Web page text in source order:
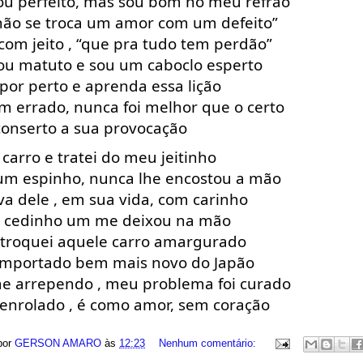
se troca um amor com um defeito”
jeito , “que pra tudo tem perdão”
matuto e sou um caboclo esperto
perto e aprenda essa lição
errado, nunca foi melhor que o certo
a sua provocação
carro e tratei do meu jeitinho
espinho, nunca lhe encostou a mão
dele , em sua vida, com carinho
cedinho um me deixou na mão
aquele carro amargurado
bem mais novo do Japão
arrependo , meu problema foi curado
, é como amor, sem coração
GERSON AMARO às 12:23 Nenhum comentário: